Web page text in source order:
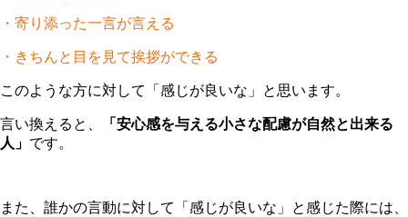
・寄り添った一言が言える
・きちんと目を見て挨拶ができる
このような方に対して「感じが良いな」と思います。
言い換えると、
「安心感を与える小さな配慮が自然と出来る
人」 です。
また、誰かの言動に対して「感じが良いな」と感じた際には、